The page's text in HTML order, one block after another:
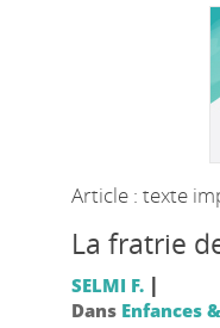
Article : texte
La fratrie
SELMI F. |
Dans Enfances